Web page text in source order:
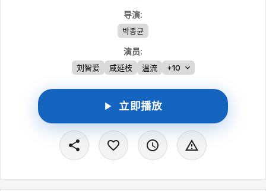
导演:
박종균
演员:
刘智爱 咸延枝 温流 +10
立即播放